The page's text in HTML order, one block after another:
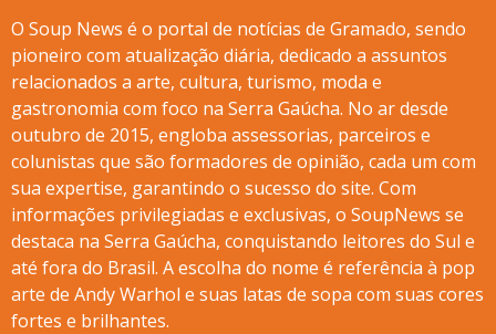
O Soup News é o portal de notícias de Gramado, sendo
pioneiro com atualização diária, dedicado a assuntos
relacionados a arte, cultura, turismo, moda e
gastronomia com foco na Serra Gaúcha. No ar desde
outubro de 2015, engloba assessorias, parceiros e
colunistas que são formadores de opinião, cada um com
sua expertise, garantindo o sucesso do site. Com
informações privilegiadas e exclusivas, o SoupNews se
destaca na Serra Gaúcha, conquistando leitores do Sul e
até fora do Brasil. A escolha do nome é referência à pop
arte de Andy Warhol e suas latas de sopa com suas cores
fortes e brilhantes.